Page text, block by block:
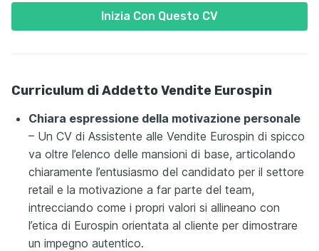
Inizia Con Questo CV
Curriculum di Addetto Vendite Eurospin
Chiara espressione della motivazione personale
– Un CV di Assistente alle Vendite Eurospin di spicco
va oltre l’elenco delle mansioni di base, articolando
chiaramente l’entusiasmo del candidato per il settore
retail e la motivazione a far parte del team,
intrecciando come i propri valori si allineano con
l’etica di Eurospin orientata al cliente per dimostrare
un impegno autentico.